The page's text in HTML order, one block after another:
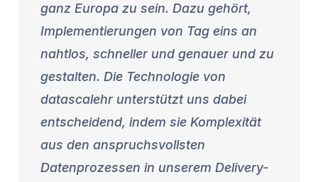
ganz Europa zu sein. Dazu gehört,
Implementierungen von Tag eins an
nahtlos, schneller und genauer und zu
gestalten. Die Technologie von
datascalehr unterstützt uns dabei
entscheidend, indem sie Komplexität
aus den anspruchsvollsten
Datenprozessen in unserem Delivery-